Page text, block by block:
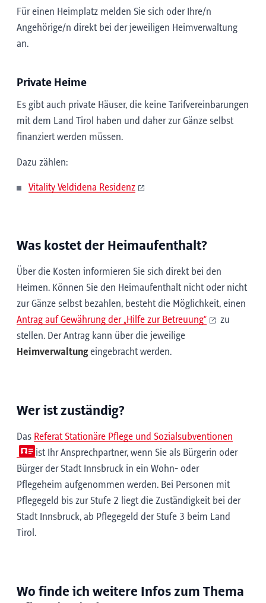
Für einen Heimplatz melden Sie sich oder Ihre/n
Angehörige/n direkt bei der jeweiligen Heimverwaltung
an.
Private Heime
Es gibt auch private Häuser, die keine Tarifvereinbarungen
mit dem Land Tirol haben und daher zur Gänze selbst
finanziert werden müssen.
Dazu zählen:
Vitality Veldidena Residenz
Was kostet der Heimaufenthalt?
Über die Kosten informieren Sie sich direkt bei den
Heimen. Können Sie den Heimaufenthalt nicht oder nicht
zur Gänze selbst bezahlen, besteht die Möglichkeit, einen
Antrag auf Gewährung der „Hilfe zur Betreuung“
zu
stellen. Der Antrag kann über die jeweilige
Heimverwaltungeingebracht werden.
Wer ist zuständig?
Das Referat Stationäre Pflege und Sozialsubventionen
ist Ihr Ansprechpartner, wenn Sie als Bürgerin oder
Bürger der Stadt Innsbruck in ein Wohn- oder
Pflegeheim aufgenommen werden. Bei Personen mit
Pflegegeld bis zur Stufe 2 liegt die Zuständigkeit bei der
Stadt Innsbruck, ab Pflegegeld der Stufe 3 beim Land
Tirol.
Wo finde ich weitere Infos zum Thema